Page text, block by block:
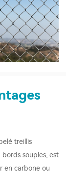
treillis
souples, est
en carbone ou